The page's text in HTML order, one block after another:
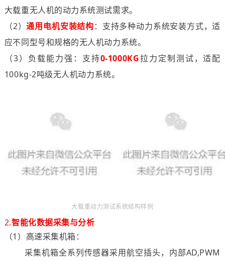
大载重无人机的动力系统测试需求。
（2）通用电机安装结构：支持多种动力系统安装方式，适
应不同型号和规格的无人机动力系统。
（3）负载能力强：支持0-1000KG拉力定制测试，适配
100kg-2吨级无人机动力系统。
大载重动力测试系统结构样例
2.智能化数据采集与分析
（1）高速采集机箱：
采集机箱全系列传感器采用航空插头，内部AD,PWM